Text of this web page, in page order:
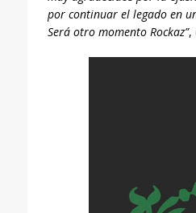
por continuar el legado en
Será otro momento Rockaz”,